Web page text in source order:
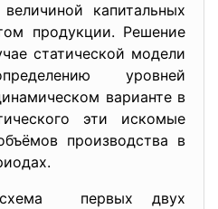
капитальных
продукции. Решение
статической модели
уровней
варианте в
эти искомые
производства в
первых двух